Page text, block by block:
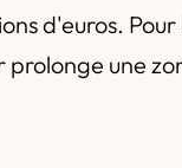
d'euros.
une